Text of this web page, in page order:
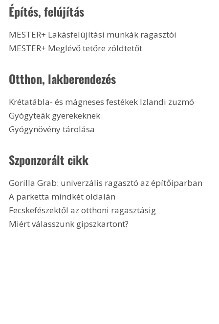
Építés, felújítás
MESTER+ Lakásfelújítási munkák ragasztói
MESTER+ Meglévő tetőre zöldtetőt
Otthon, lakberendezés
Krétatábla- és mágneses festékek Izlandi zuzmó
Gyógyteák gyerekeknek
Gyógynövény tárolása
Szponzorált cikk
Gorilla Grab: univerzális ragasztó az építőiparban
A parketta mindkét oldalán
Fecskefészektől az otthoni ragasztásig
Miért válasszunk gipszkartont?